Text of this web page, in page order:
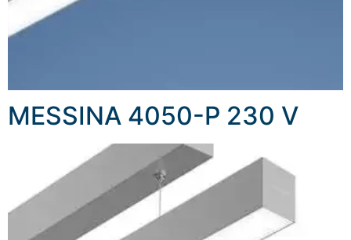
MESSINA 4050-P 230 V